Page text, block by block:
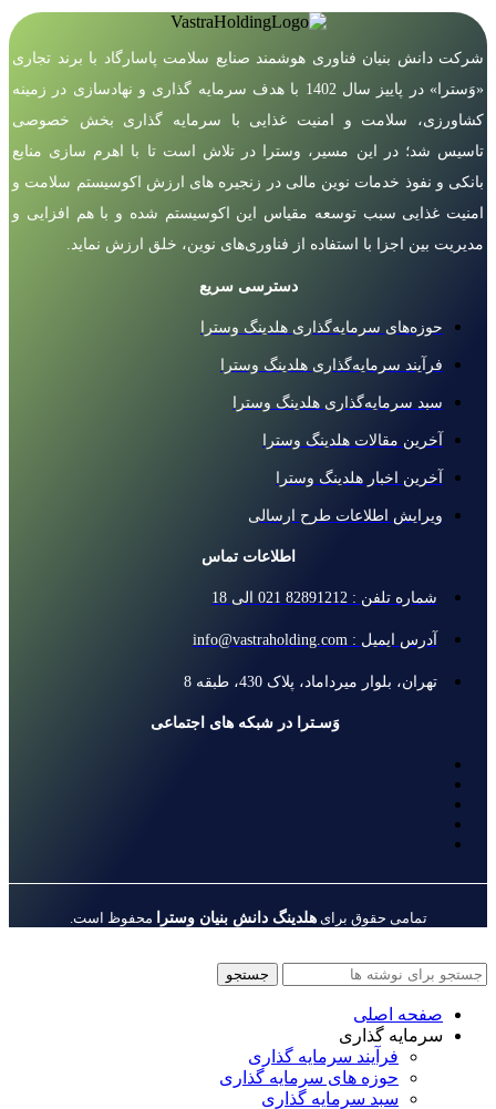
شرکت دانش بنیان فناوری هوشمند صنایع سلامت پاسارگاد با برند تجاری
«وَسترا» در پاییز سال 1402 با هدف سرمایه گذاری و نهادسازی در زمینه
کشاورزی، سلامت و امنیت غذایی با سرمایه گذاری بخش خصوصی
تاسیس شد؛ در این مسیر، وسترا در تلاش است تا با اهرم سازی منابع
بانکی و نفوذ خدمات نوین مالی در زنجیره های ارزش اکوسیستم سلامت و
امنیت غذایی سبب توسعه مقیاس این اکوسیستم شده و با هم افزایی و
مدیریت بین اجزا با استفاده از فناوری‌های نوین، خلق ارزش نماید.
دسترسی سریع
حوزه‌های سرمایه‌گذاری هلدینگ وسترا
فرآیند سرمایه‌گذاری هلدینگ وسترا
سبد سرمایه‌گذاری هلدینگ وسترا
آخرین مقالات هلدینگ وسترا
آخرین اخبار هلدینگ وسترا
ویرایش اطلاعات طرح ارسالی
اطلاعات تماس
شماره تلفن : 82891212 021 الی 18
آدرس ایمیل : info@vastraholding.com
تهران، بلوار میرداماد، پلاک 430، طبقه 8
وَسـترا در شبکه های اجتماعی
تمامی حقوق برایهلدینگ دانش بنیان وسترا محفوظ است.
جستجو
صفحه اصلی
سرمایه گذاری
فرآیند سرمایه گذاری
حوزه های سرمایه گذاری
سبد سرمایه گذاری